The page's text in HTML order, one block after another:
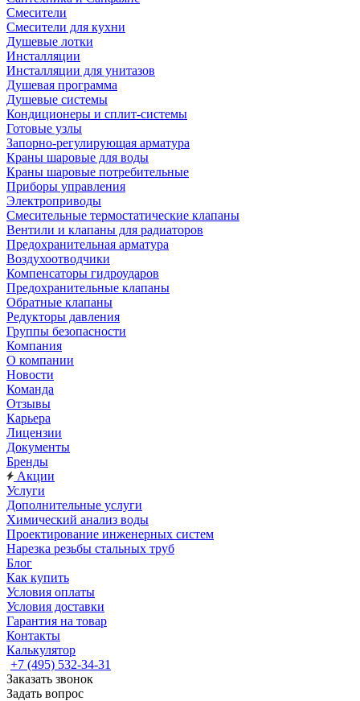
Смесители
Смесители для кухни
Душевые лотки
Инсталляции
Инсталляции для унитазов
Душевая программа
Душевые системы
Кондиционеры и сплит-системы
Готовые узлы
Запорно-регулирующая арматура
Краны шаровые для воды
Краны шаровые потребительные
Приборы управления
Электроприводы
Смесительные термостатические клапаны
Вентили и клапаны для радиаторов
Предохранительная арматура
Воздухоотводчики
Компенсаторы гидроударов
Предохранительные клапаны
Обратные клапаны
Редукторы давления
Группы безопасности
Компания
О компании
Новости
Команда
Отзывы
Карьера
Лицензии
Документы
Бренды
Акции
Услуги
Дополнительные услуги
Химический анализ воды
Проектирование инженерных систем
Нарезка резьбы стальных труб
Блог
Как купить
Условия оплаты
Условия доставки
Гарантия на товар
Контакты
Калькулятор
+7 (495) 532‑34‑31
Заказать звонок
Задать вопрос